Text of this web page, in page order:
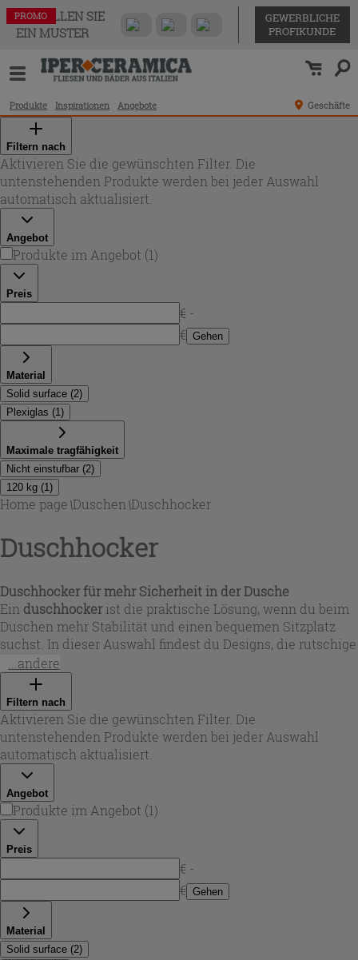
BESTELLEN SIE
EIN MUSTER
GEWERBLICHE
PROFIKUNDE
Produkte Inspirationen Angebote Geschäfte
Filtern nach
Aktivieren Sie die gewünschten Filter. Die
untenstehenden Produkte werden bei jeder Auswahl
automatisch aktualisiert.
Angebot
Produkte im Angebot (1)
Preis
€ -
€ Gehen
Material
Solid surface (2)
Plexiglas (1)
Maximale tragfähigkeit
Nicht einstufbar (2)
120 kg (1)
Home page\Duschen \Duschhocker
Duschhocker
Duschhocker für mehr Sicherheit in der Dusche
Ein duschhockerist die praktische Lösung, wenn du beim
Duschen mehr Stabilität und einen bequemen Sitzplatz
suchst. In dieser Auswahl findest du Designs, die rutschige
Situationen reduzieren können und sich besonders für die
tägliche Nutzung eignen. Je nach Bedarf stehen
unterschiedliche Formen und Sitzflächen zur Verfügung –
von kompakt bis etwas großzügiger – damit der
Duschhockeroptimal in deine Dusche passt und den
Einstieg in die Pflegeroutine erleichtert. Iperceramica
bietet Modelle, die auf Funktionalität und ein modernes
...andere
Filtern nach
Aktivieren Sie die gewünschten Filter. Die
untenstehenden Produkte werden bei jeder Auswahl
automatisch aktualisiert.
Angebot
Produkte im Angebot (1)
Preis
€ -
€ Gehen
Material
Solid surface (2)
PROMO